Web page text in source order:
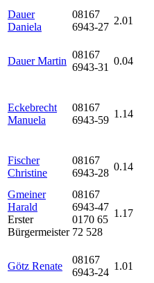
Dauer
Daniela
08167
6943-27
2.01
Dauer Martin
08167
6943-31
0.04
Eckebrecht
Manuela
08167
6943-59
1.14
Fischer
Christine
08167
6943-28
0.14
Gmeiner
Harald
Erster
Bürgermeister
08167
6943-47
0170 65
72 528
1.17
Götz Renate
08167
6943-24
1.01